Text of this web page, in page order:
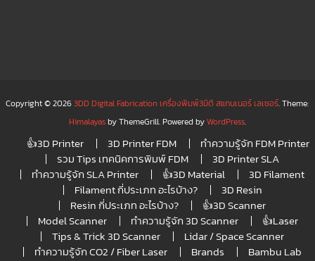
Copyright © 20263DD Digital Fabrication เครื่องพิมพ์3มิติ สแกนเนอร์ เลเซอร์. Theme:
Himalayasby ThemeGrill. Powered byWordPress.
👍3D Printer 3D Printer FDM
ทำความรู้จัก FDM Printer
รวม Tips เทคนิคการพิมพ์ FDM
3D Printer SLA
ทำความรู้จัก SLA Printer
👍3D Material
3D Filament
Filament กี่ประเภท อะไรบ้าง?
3D Resin
Resin กี่ประเภท อะไรบ้าง?
👍3D Scanner
Model Scanner
ทำความรู้จัก 3D Scanner
👍Laser
Tips & Trick 3D Scanner
Lidar / Space Scanner
ทำความรู้จัก CO2 / Fiber Laser
Brands
Bambu Lab